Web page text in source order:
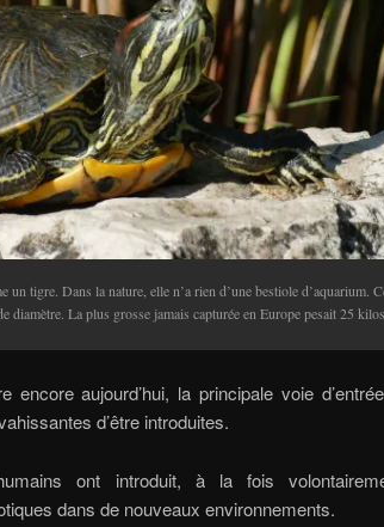
un tigre. Dans la nature, elle n’a rien d’une bestiole d’aquarium.
diamètre. La plus grosse jamais capturée en Europe pesait 25 kilos.
encore aujourd’hui, la principale voie
d’être introduites.
ont introduit, à la fois
dans de nouveaux environnements.